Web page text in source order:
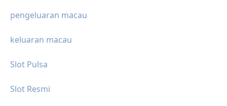
pengeluaran macau
keluaran macau
Slot Pulsa
Slot Resmi